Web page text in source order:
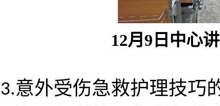
12月9日中心
3.意外受伤急救护理技巧